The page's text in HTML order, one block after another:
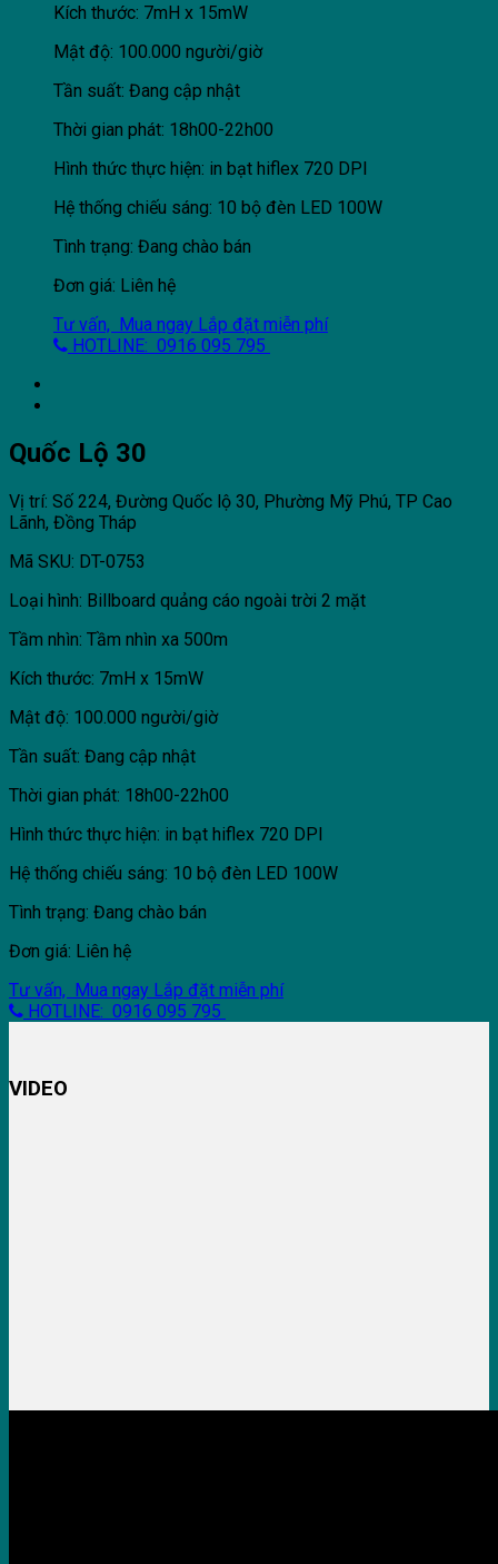
Kích thước: 7mH x 15mW
Mật độ: 100.000 người/giờ
Tần suất: Đang cập nhật
Thời gian phát: 18h00-22h00
Hình thức thực hiện: in bạt hiflex 720 DPI
Hệ thống chiếu sáng: 10 bộ đèn LED 100W
Tình trạng: Đang chào bán
Đơn giá: Liên hệ
Tư vấn, Mua ngay Lắp đặt miễn phí
HOTLINE: 0916 095 795
Quốc Lộ 30
Vị trí: Số 224, Đường Quốc lộ 30, Phường Mỹ Phú, TP Cao
Lãnh, Đồng Tháp
Mã SKU: DT-0753
Loại hình: Billboard quảng cáo ngoài trời 2 mặt
Tầm nhìn: Tầm nhìn xa 500m
Kích thước: 7mH x 15mW
Mật độ: 100.000 người/giờ
Tần suất: Đang cập nhật
Thời gian phát: 18h00-22h00
Hình thức thực hiện: in bạt hiflex 720 DPI
Hệ thống chiếu sáng: 10 bộ đèn LED 100W
Tình trạng: Đang chào bán
Đơn giá: Liên hệ
Tư vấn, Mua ngay Lắp đặt miễn phí
HOTLINE: 0916 095 795
VIDEO